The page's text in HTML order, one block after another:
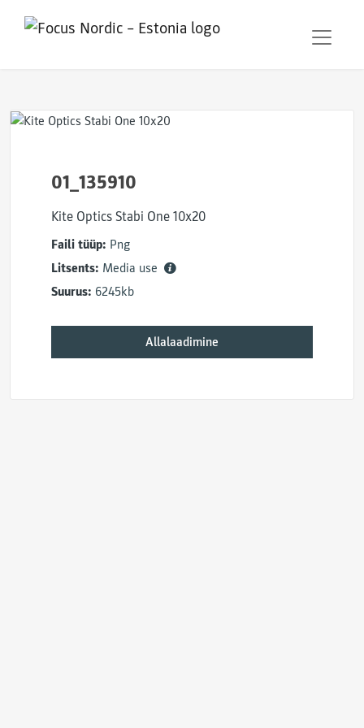
01_135910
Kite Optics Stabi One 10x20
Faili tüüp: Png
Litsents: Media use
Suurus: 6245kb
Allalaadimine